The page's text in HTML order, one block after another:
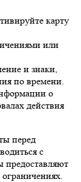
карту
или
и знаки,
по времени.
о
действия
перед
с
предоставляют